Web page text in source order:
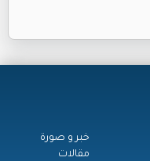
خبر و صورة
مقالات